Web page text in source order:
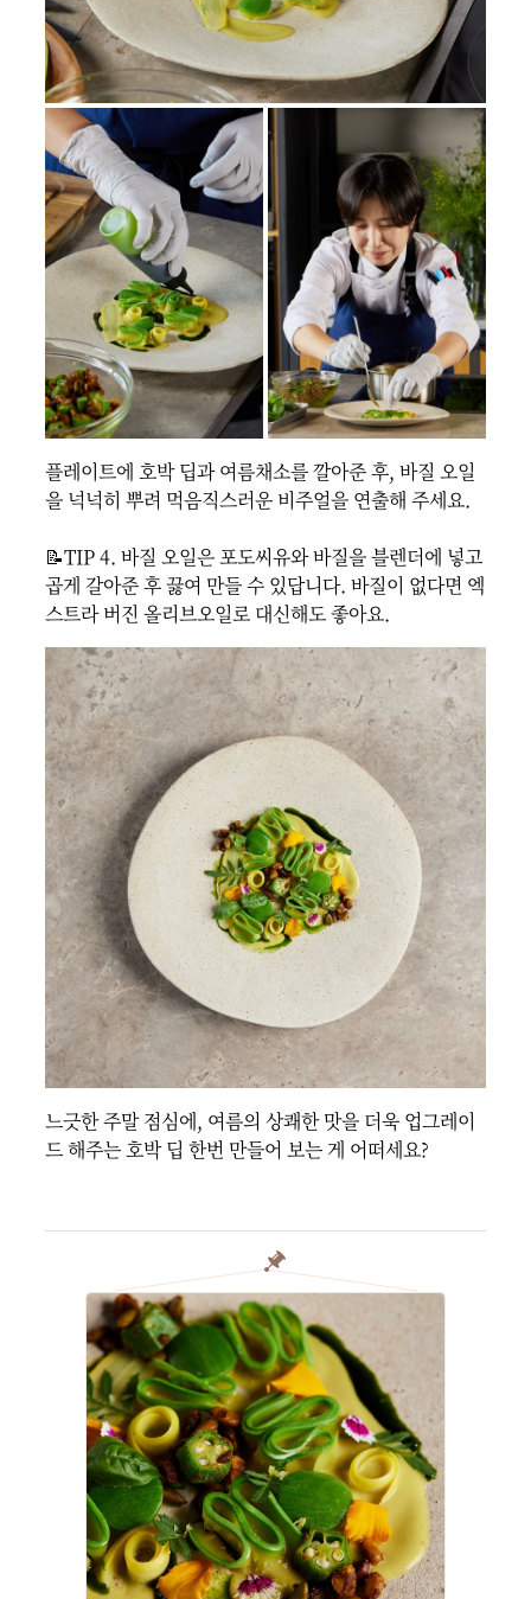
플레이트에 호박 딥과 여름채소를 깔아준 후, 바질 오일
을 넉넉히 뿌려 먹음직스러운 비주얼을 연출해 주세요.
📝TIP 4. 바질 오일은 포도씨유와 바질을 블렌더에 넣고
곱게 갈아준 후 끓여 만들 수 있답니다. 바질이 없다면 엑
스트라 버진 올리브오일로 대신해도 좋아요.
느긋한 주말 점심에, 여름의 상쾌한 맛을 더욱 업그레이
드 해주는 호박 딥 한번 만들어 보는 게 어떠세요?